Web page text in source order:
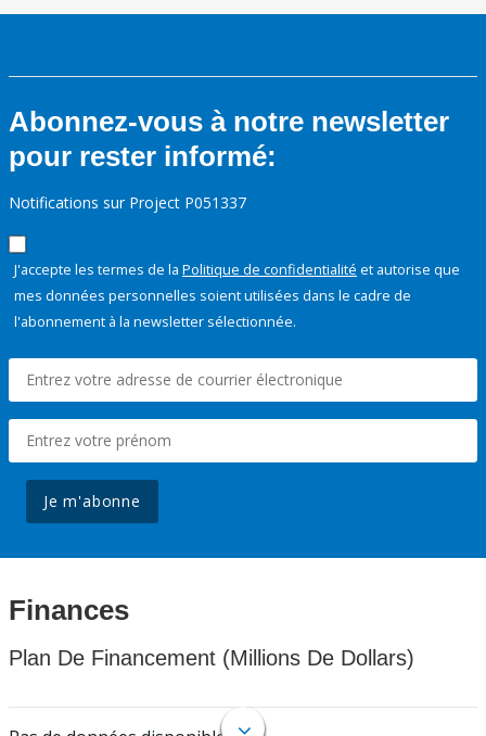
Abonnez-vous à notre newsletter
pour rester informé:
Notifications sur Project P051337
J'accepte les termes de la Politique de confidentialité et autorise que
mes données personnelles soient utilisées dans le cadre de
l'abonnement à la newsletter sélectionnée.
Je m'abonne
Finances
Plan De Financement (Millions De Dollars)